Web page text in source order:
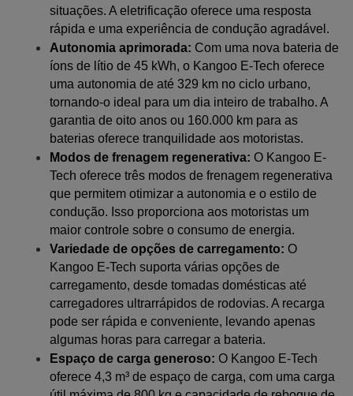
situações. A eletrificação oferece uma resposta
rápida e uma experiência de condução agradável.
Autonomia aprimorada: Com uma nova bateria de
íons de lítio de 45 kWh, o Kangoo E-Tech oferece
uma autonomia de até 329 km no ciclo urbano,
tornando-o ideal para um dia inteiro de trabalho. A
garantia de oito anos ou 160.000 km para as
baterias oferece tranquilidade aos motoristas.
Modos de frenagem regenerativa: O Kangoo E-
Tech oferece três modos de frenagem regenerativa
que permitem otimizar a autonomia e o estilo de
condução. Isso proporciona aos motoristas um
maior controle sobre o consumo de energia.
Variedade de opções de carregamento: O
Kangoo E-Tech suporta várias opções de
carregamento, desde tomadas domésticas até
carregadores ultrarrápidos de rodovias. A recarga
pode ser rápida e conveniente, levando apenas
algumas horas para carregar a bateria.
Espaço de carga generoso: O Kangoo E-Tech
oferece 4,3 m³ de espaço de carga, com uma carga